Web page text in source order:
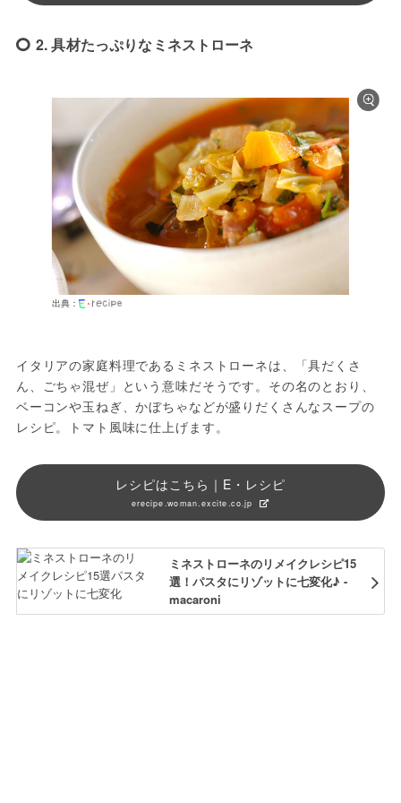
2. 具材たっぷりなミネストローネ
出典：
イタリアの家庭料理であるミネストローネは、「具だくさ
ん、ごちゃ混ぜ」という意味だそうです。その名のとおり、
ベーコンや玉ねぎ、かぼちゃなどが盛りだくさんなスープの
レシピ。トマト風味に仕上げます。
レシピはこちら｜E・レシピ
erecipe.woman.excite.co.jp
ミネストローネのリメイクレシピ15
選！パスタにリゾットに七変化♪ -
macaroni